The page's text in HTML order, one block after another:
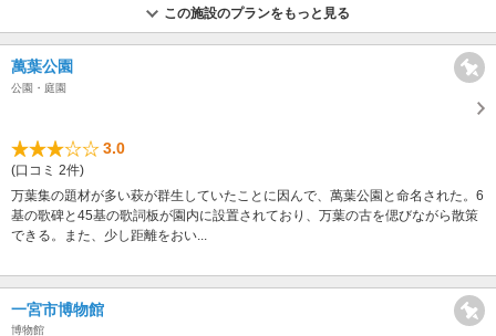
この施設のプランをもっと見る
萬葉公園
公園・庭園
3.0
(口コミ 2件)
万葉集の題材が多い萩が群生していたことに因んで、萬葉公園と命名された。6
基の歌碑と45基の歌詞板が園内に設置されており、万葉の古を偲びながら散策
できる。また、少し距離をおい...
一宮市博物館
博物館